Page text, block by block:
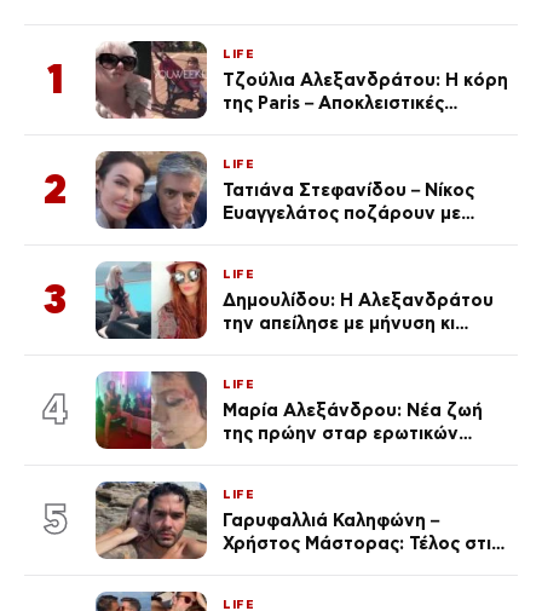
1
LIFE
Τζούλια Αλεξανδράτου: Η κόρη
της Paris – Αποκλειστικές
2
LIFE
Τατιάνα Στεφανίδου – Νίκος
Ευαγγελάτος ποζάρουν με
3
LIFE
Δημουλίδου: Η Αλεξανδράτου
την απείλησε με μήνυση κι
ποια είσαι σοκαρίστικα»
4
LIFE
Μαρία Αλεξάνδρου: Νέα ζωή
της πρώην σταρ ερωτικών
(Φωτογραφίες)
5
LIFE
Γαρυφαλλιά Καληφώνη –
Χρήστος Μάστορας: Τέλος στις
LIFE